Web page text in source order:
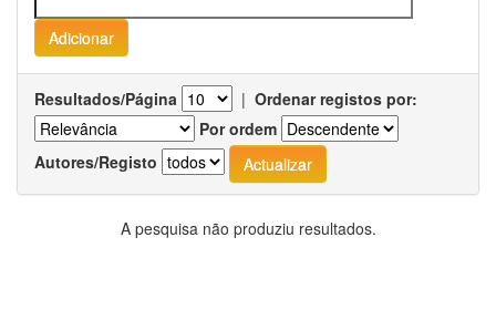
Resultados/Página | Ordenar registos por:
Por ordem
Autores/Registo
A pesquisa não produziu resultados.